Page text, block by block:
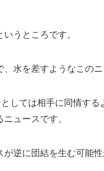
うところです。
、水を差すようなこの
しては相手に同情する
ュースです。
逆に団結を生む可能性